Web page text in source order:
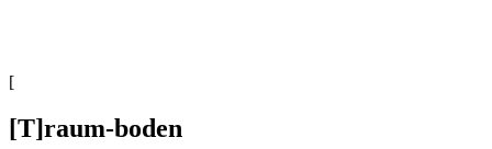
[
[T]raum-boden